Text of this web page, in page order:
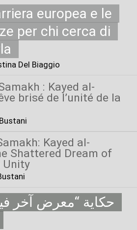
europea e le
per chi cerca di
Del Biaggio
: Kayed al-
brisé de l’unité de la
Kayed al-
Shattered Dream of
Unity
حكاية “معرض آخر